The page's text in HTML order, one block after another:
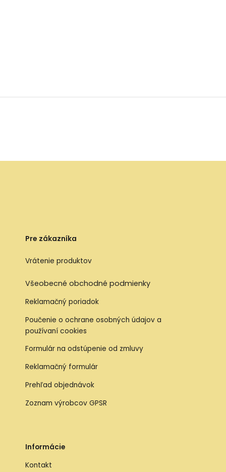
Pre zákazníka
Vrátenie produktov
Všeobecné obchodné podmienky
Reklamačný poriadok
Poučenie o ochrane osobných údajov a
používaní cookies
Formulár na odstúpenie od zmluvy
Reklamačný formulár
Prehľad objednávok
Zoznam výrobcov GPSR
Informácie
Kontakt